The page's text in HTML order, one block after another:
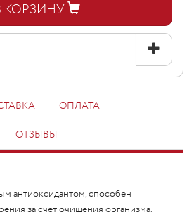
КОРЗИНУ
ОПЛАТА
ОТЗЫВЫ
антиоксидантом, способен
за счет очищения организма.